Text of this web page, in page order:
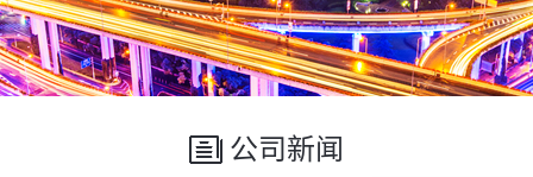
公司新闻